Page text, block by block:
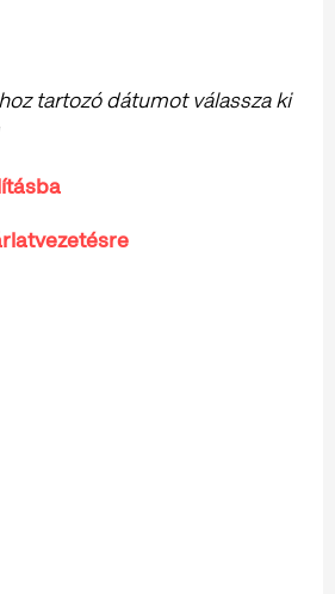
tartozó dátumot válassza ki